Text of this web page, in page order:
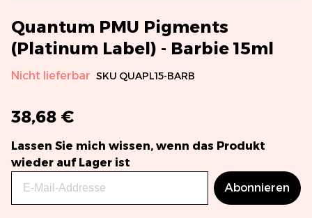
Quantum PMU Pigments
(Platinum Label) - Barbie 15ml
Nicht lieferbar SKU QUAPL15-BARB
38,68 €
Lassen Sie mich wissen, wenn das Produkt
wieder auf Lager ist
Abonnieren